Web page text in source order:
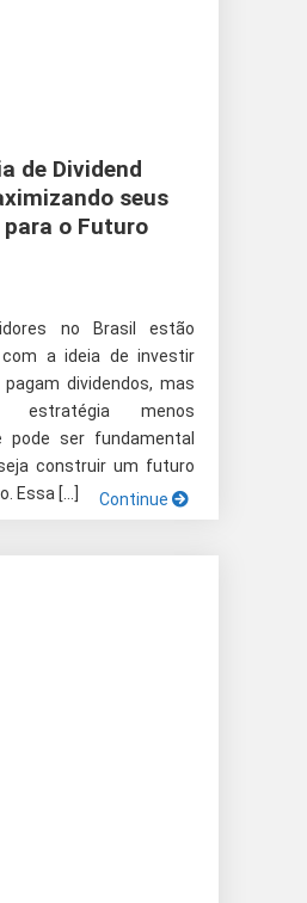
de Dividend
seus
para o Futuro
no Brasil estão
com a ideia de investir
dividendos, mas
estratégia menos
pode ser fundamental
construir um futuro
Essa […]
Continue